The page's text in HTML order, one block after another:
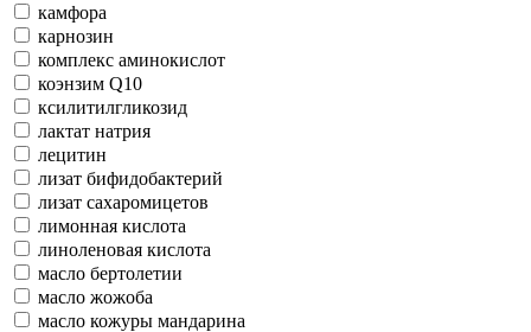
камфора
карнозин
комплекс аминокислот
коэнзим Q10
ксилитилгликозид
лактат натрия
лецитин
лизат бифидобактерий
лизат сахаромицетов
лимонная кислота
линоленовая кислота
масло бертолетии
масло жожоба
масло кожуры мандарина